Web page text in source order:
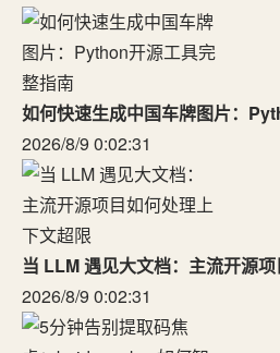
如何快速生成中国车牌图片：
2026/8/9 0:02:31
当 LLM 遇见大文档：主流开源
2026/8/9 0:02:31